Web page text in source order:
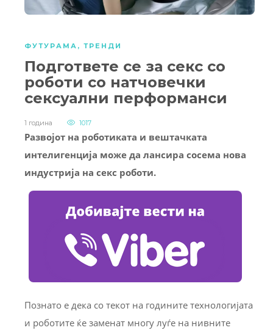
ФУТУРАМА , ТРЕНДИ
Подгответе се за секс со
роботи со натчовечки
сексуални перформанси
1 година 1017
Развојот на роботиката и вештачката
интелигенција може да лансира сосема нова
индустрија на секс роботи.
Познато е дека со текот на годините технологијата
и роботите ќе заменат многу луѓе на нивните